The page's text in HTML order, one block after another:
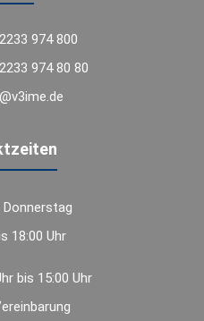
974 800
974 80 80
18:00 Uhr
bis 15:00 Uhr